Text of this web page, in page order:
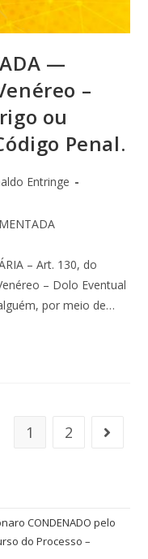
—
–
ou
Penal.
Entringe
– Art. 130, do
– Dolo Eventual
por meio de…
1 2
CONDENADO pelo
do Processo –